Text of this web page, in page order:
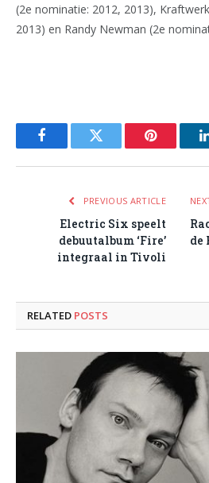
(2e nominatie: 2012, 2013),
2013) en Randy Newman (2e
FacebookTwitter Pinterest
PREVIOUS ARTICLE
Electric Six speelt
debuutalbum ‘Fire’
integraal in Tivoli
de
RELATED POSTS